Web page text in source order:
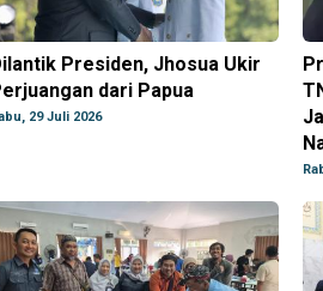
Presiden, Jhosua Ukir
dari Papua
29 Juli 2026